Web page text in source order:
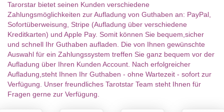
Tarorstar bietet seinen Kunden verschiedene
Zahlungsmöglichkeiten zur Aufladung von Guthaben an: PayPal,
Sofortüberweisung, Stripe (Aufladung über verschiedene
Kreditkarten) und Apple Pay. Somit können Sie bequem,sicher
und schnell Ihr Guthaben aufladen. Die von Ihnen gewünschte
Auswahl für ein Zahlungssystem treffen Sie ganz bequem vor der
Aufladung über Ihren Kunden Account. Nach erfolgreicher
Aufladung,steht Ihnen Ihr Guthaben - ohne Wartezeit - sofort zur
Verfügung. Unser freundliches Tarotstar Team steht Ihnen für
Fragen gerne zur Verfügung.